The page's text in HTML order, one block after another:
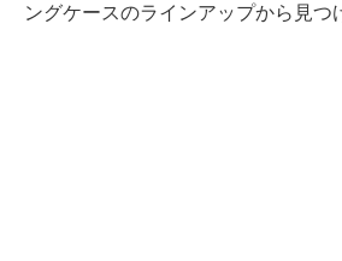
ングケースのラインアップから見つ